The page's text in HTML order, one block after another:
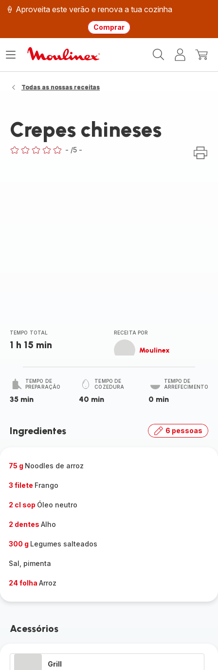
🍦 Aproveita este verão e renova a tua cozinha
Comprar
Moulinex
O
Abrir
Todas as nossas receitas
Crepes chineses
- /5 -
TEMPO TOTAL
1 h 15 min
RECEITA POR
Moulinex
TEMPO DE
PREPARAÇÃO
35 min
TEMPO DE
COZEDURA
40 min
TEMPO DE
ARREFECIMENTO
0 min
Ingredientes 6 pessoas
75 g Noodles de arroz
3 filete Frango
2 cl sop Óleo neutro
2 dentes Alho
300 g Legumes salteados
Sal, pimenta
24 folha Arroz
Acessórios
Grill